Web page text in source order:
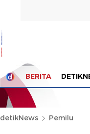
BERITA
detikNews Pemilu